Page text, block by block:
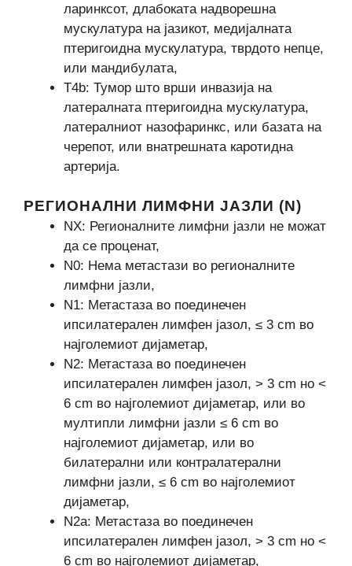
ларинксот, длабоката надворешна
мускулатура на јазикот, медијалната
птеригоидна мускулатура, тврдото непце,
или мандибулата,
Т4b: Тумор што врши инвазија на
латералната птеригоидна мускулатура,
латералниот назофаринкс, или базата на
черепот, или внатрешната каротидна
артерија.
РЕГИОНАЛНИ ЛИМФНИ ЈАЗЛИ (N)
NX: Регионалните лимфни јазли не можат
да се проценат,
N0: Нема метастази во регионалните
лимфни јазли,
N1: Метастаза во поединечен
ипсилатерален лимфен јазол, ≤ 3 cm во
најголемиот дијаметар,
N2: Метастаза во поединечен
ипсилатерален лимфен јазол, > 3 cm но <
6 cm во најголемиот дијаметар, или во
мултипли лимфни јазли ≤ 6 cm во
најголемиот дијаметар, или во
билатерални или контралатерални
лимфни јазли, ≤ 6 cm во најголемиот
дијаметар,
N2a: Метастаза во поединечен
ипсилатерален лимфен јазол, > 3 cm но <
6 cm во најголемиот дијаметар,